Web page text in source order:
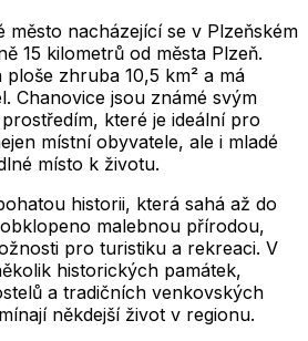
město nacházející se v Plzeňském
15 kilometrů od města Plzeň.
zhruba 10,5 km² a má
Chanovice jsou známé svým
které je ideální pro
místní obyvatele, ale i mladé
místo k životu.
historii, která sahá až do
malebnou přírodou,
pro turistiku a rekreaci. V
historických památek,
a tradičních venkovských
někdejší život v regionu.